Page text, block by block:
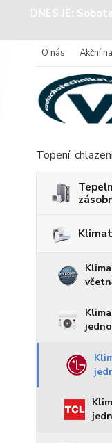
DNES JE:
O nás Akční
Topení,